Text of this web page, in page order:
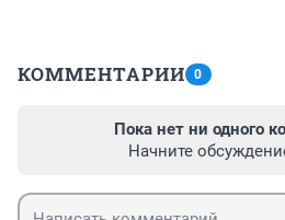
КОММЕНТАРИИ 0
Пока нет ни одного
Начните